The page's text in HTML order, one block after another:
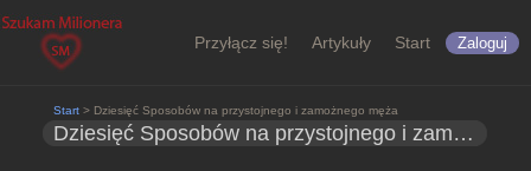
Przyłącz się! Artykuły Start Zaloguj
Start> Dziesięć Sposobów na przystojnego i zamożnego męża
Dziesięć Sposobów na przystojnego i zamożnego męża